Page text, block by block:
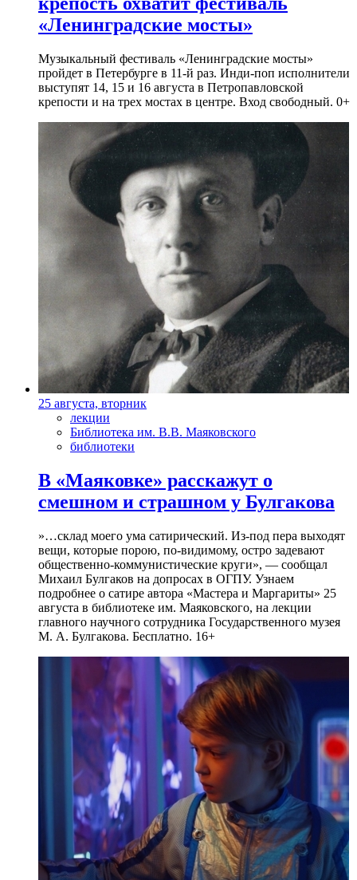
«Ленинградские мосты»
Музыкальный фестиваль «Ленинградские мосты»
пройдет в Петербурге в 11-й раз. Инди-поп исполнители
выступят 14, 15 и 16 августа в Петропавловской
крепости и на трех мостах в центре. Вход свободный. 0+
25 августа, вторник
лекции
Библиотека им. В.В. Маяковского
библиотеки
В «Маяковке» расскажут о
смешном и страшном у Булгакова
»…склад моего ума сатирический. Из-под пера выходят
вещи, которые порою, по-видимому, остро задевают
общественно-коммунистические круги», — сообщал
Михаил Булгаков на допросах в ОГПУ. Узнаем
подробнее о сатире автора «Мастера и Маргариты» 25
августа в библиотеке им. Маяковского, на лекции
главного научного сотрудника Государственного музея
М. А. Булгакова. Бесплатно. 16+